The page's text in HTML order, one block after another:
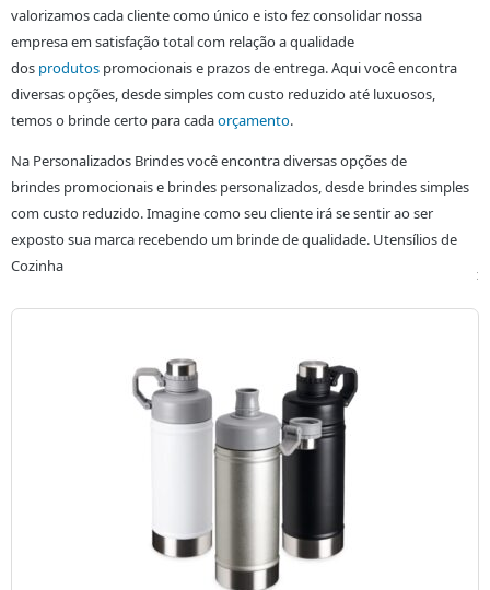
valorizamos cada cliente como único e isto fez consolidar nossa
empresa em satisfação total com relação a qualidade
dos produtos promocionais e prazos de entrega. Aqui você encontra
diversas opções, desde simples com custo reduzido até luxuosos,
temos o brinde certo para cadaorçamento.
Na Personalizados Brindes você encontra diversas opções de
brindes promocionais e brindes personalizados, desde brindes simples
com custo reduzido. Imagine como seu cliente irá se sentir ao ser
exposto sua marca recebendo um brinde de qualidade. Utensílios de
Cozinha
: